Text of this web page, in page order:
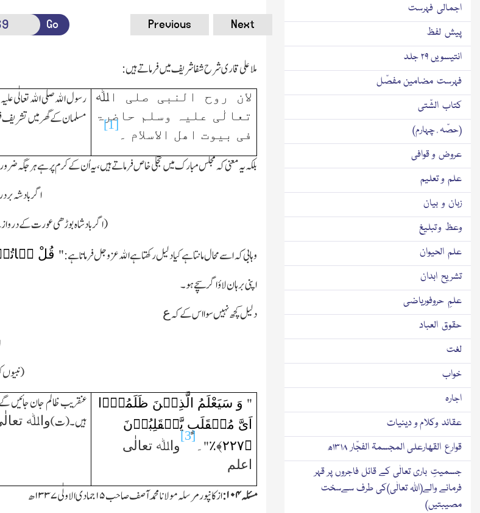
Go Previous Next
ملا علی قاری شرح شفا شریف میں فرماتے ہیں:
لان روح النبی صلی اﷲ
تعالٰی علیہ وسلم حاضرۃ
فی بیوت اھل الاسلام ۔
[1]
رسول اﷲ صلی اﷲ تعالٰی
مسلمان کے گھر میں تشریف
بلکہ یہ معنی کہ مجلس مبارك میں تجلی خاص فرماتے ہیں،یہ اُن کے کرم پر ہے ہر جگہ
اگر بادشہ
(اگر بادشاہ بوڑھی عورت کے
وہابی کہ اسے محال مانتا ہے کیا دلیل رکھتا ہے اﷲ عزوجل فرماتا ہے: " قُلْ
اپنی برہان لاؤ اگر سچے ہو۔
دلیل کچھ نہیں سوا اس کے کہع
(نبیوں
" وَ سَیَعْلَمُ الَّذِیۡنَ ظَلَمُوۡۤا
اَیَّ مُنۡقَلَبٍ یَّنۡقَلِبُوۡنَ
﴿۲۲۷﴾٪" ۔
[3]
واﷲ تعالٰی
اعلم
عنقریب ظالم جان جائیں
ہیں۔ (ت)واﷲ
مسئلہ۱۰۴: از کانپور مرسلہ مولانا محمد آصف صاحب۱۵جمادی الاولٰی۱۳۳۷ھ
اجمالی فہرست
پیش لفظ
انتیسویں ۲۹ جلد
فہرست مضامین مفصّل
کتاب الشّتی
(حصّہ ٔ چہارم)
عروض و قوافی
علم و تعلیم
زبان و بیان
وعظ و تبلیغ
علم الحیوان
تشریح ابدان
علمِ حروفوریاضی
حقوق العباد
لغت
خواب
اجارہ
عقائد وکلام و دینیات
قوارع القھارعلی المجسمۃ الفجّار ۱۳۱۸ھ
جسمیتِ باری تعالٰی کے قائل فاجروں پر قہر
فرمانے والے(اﷲ تعالٰی)کی طرف سےسخت
مصیبتیں)